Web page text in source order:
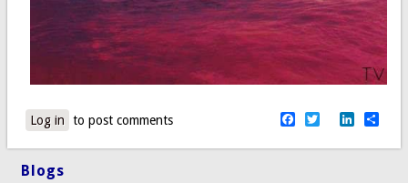
Facebook
Twitter
Log in to post comments
Blogs